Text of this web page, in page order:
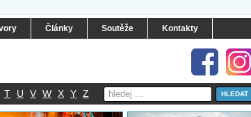
Články Soutěže Kontakty
T U V W X Y Z